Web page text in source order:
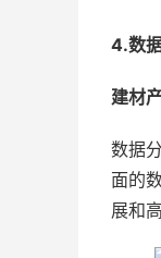
4.数
建材
数据
面的
展和